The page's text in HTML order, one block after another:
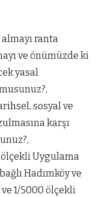
ranta
ve önümüzde ki
yasal
sosyal ve
karşı
Uygulama
Hadımköy ve
ve 1/5000 ölçekli